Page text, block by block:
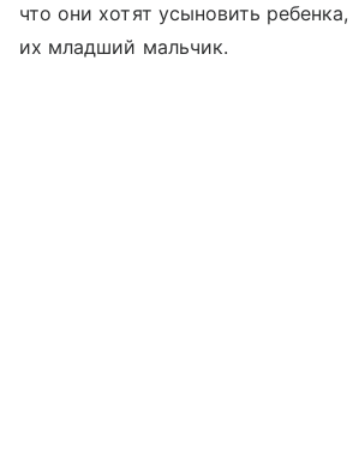
что они хотят усыновить
их младший мальчик.